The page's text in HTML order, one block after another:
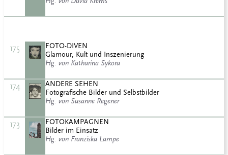
175
FOTO-DIVEN
Glamour, Kult und Inszenierung
Hg. von Katharina Sykora
174
ANDERE SEHEN
Fotografische Bilder und Selbstbilder
Hg. von Susanne Regener
173
FOTOKAMPAGNEN
Bilder im Einsatz
Hg. von Franziska Lampe